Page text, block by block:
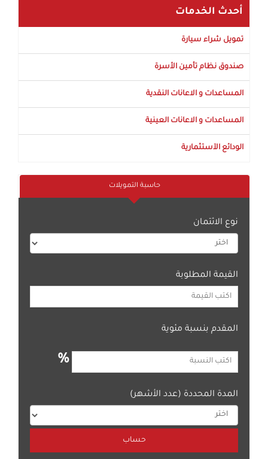
أحدث الخدمات
تمويل شراء سيارة
صندوق نظام تأمين الأسرة
المساعدات و الاعانات النقدية
المساعدات و الاعانات العينية
الودائع الآستثمارية
حاسبة التمويلات
نوع الائتمان
القيمة المطلوبة
المقدم بنسبة مئوية
%
المدة المحددة (عدد الأشهر)